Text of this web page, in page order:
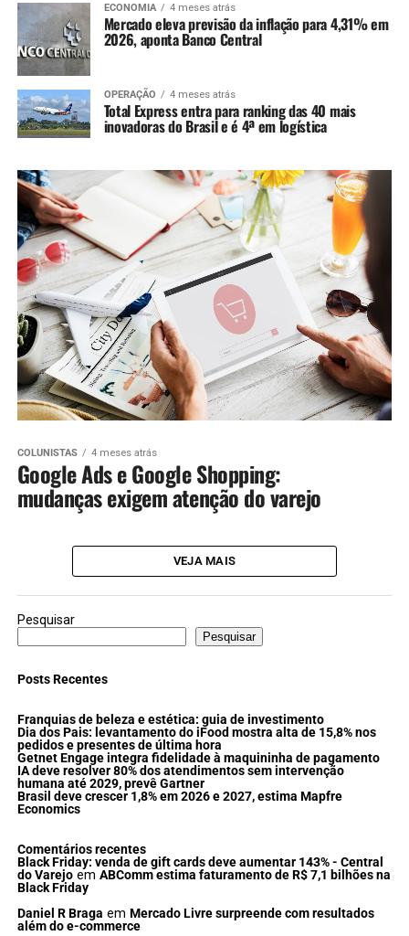
ECONOMIA 4 meses atrás
Mercado eleva previsão da inflação para 4,31% em
2026, aponta Banco Central
OPERAÇÃO 4 meses atrás
Total Express entra para ranking das 40 mais
inovadoras do Brasil e é 4ª em logística
COLUNISTAS 4 meses atrás
Google Ads e Google Shopping:
mudanças exigem atenção do varejo
VEJA MAIS
Pesquisar
Pesquisar
Posts Recentes
Franquias de beleza e estética: guia de investimento
Dia dos Pais: levantamento do iFood mostra alta de 15,8% nos
pedidos e presentes de última hora
Getnet Engage integra fidelidade à maquininha de pagamento
IA deve resolver 80% dos atendimentos sem intervenção
humana até 2029, prevê Gartner
Brasil deve crescer 1,8% em 2026 e 2027, estima Mapfre
Economics
Comentários recentes
Black Friday: venda de gift cards deve aumentar 143% - Central
do Varejoem ABComm estima faturamento de R$ 7,1 bilhões na
Black Friday
Daniel R Braga em Mercado Livre surpreende com resultados
além do e-commerce